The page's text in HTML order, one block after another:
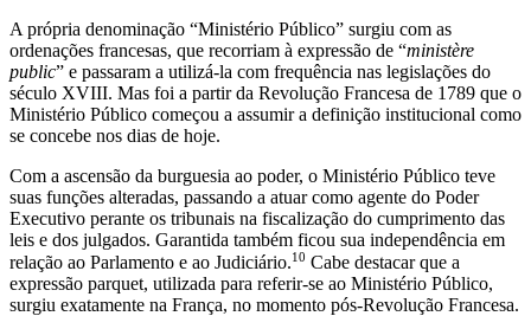
A própria denominação “Ministério Público” surgiu com as
ordenações francesas, que recorriam à expressão de “ministère
public” e passaram a utilizá-la com frequência nas legislações do
século XVIII. Mas foi a partir da Revolução Francesa de 1789 que o
Ministério Público começou a assumir a definição institucional como
se concebe nos dias de hoje.
Com a ascensão da burguesia ao poder, o Ministério Público teve
suas funções alteradas, passando a atuar como agente do Poder
Executivo perante os tribunais na fiscalização do cumprimento das
leis e dos julgados. Garantida também ficou sua independência em
relação ao Parlamento e ao Judiciário.10 Cabe destacar que a
expressão parquet, utilizada para referir-se ao Ministério Público,
surgiu exatamente na França, no momento pós-Revolução Francesa.